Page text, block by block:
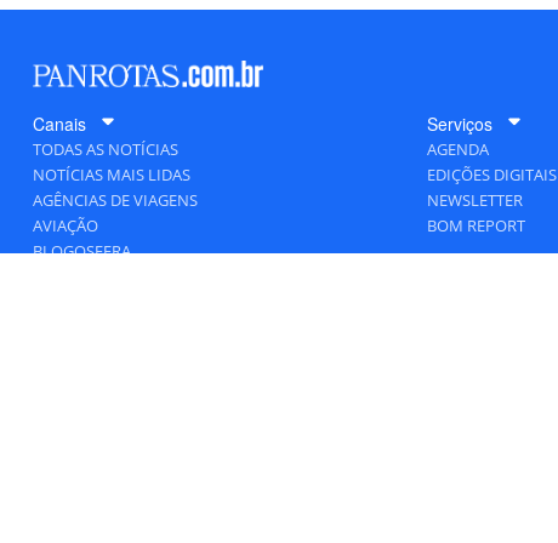
Canais
TODAS AS NOTÍCIAS
NOTÍCIAS MAIS LIDAS
AGÊNCIAS DE VIAGENS
AVIAÇÃO
BLOGOSFERA
Serviços
AGENDA
EDIÇÕES DIGITAIS
NEWSLETTER
BOM REPORT